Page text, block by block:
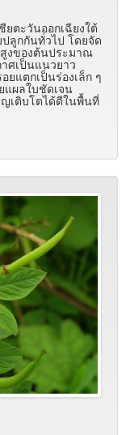
ยตะวันออกเฉียงใต้
ลูกกันทั่วไป โดยจัด
งของต้นประมาณ
ศเป็นแนวยาว
ยแตกเป็นร่องเล็ก ๆ
แผลใบชัดเจน
เติบโตได้ดีในพื้นที่